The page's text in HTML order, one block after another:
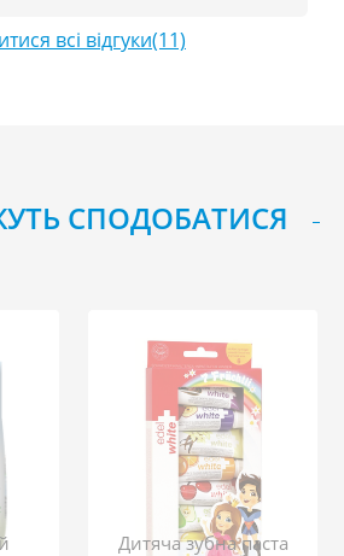
всі відгуки(11)
СПОДОБАТИСЯ
Дитяча зубна паста